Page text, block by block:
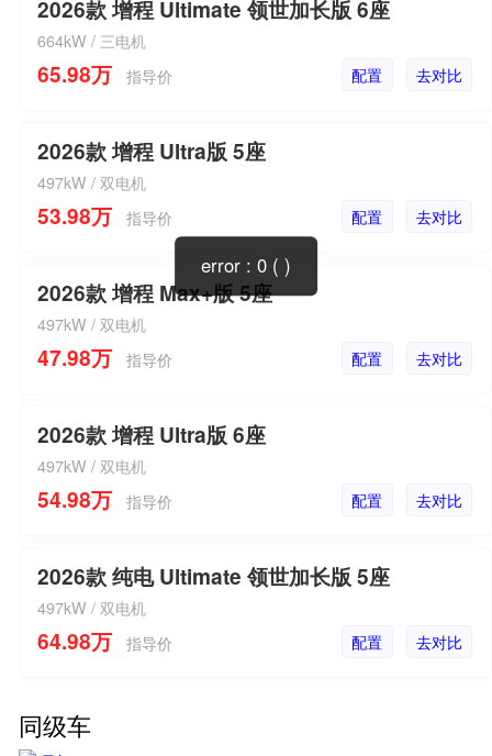
2026款 增程 Ultimate 领世加长版 6座
664kW / 三电机
65.98万 指导价 去对比
配置
2026款 增程 Ultra版 5座
497kW / 双电机
53.98万 指导价 去对比
配置
2026款 增程 Max+版 5座
497kW / 双电机
47.98万 指导价 去对比
配置
2026款 增程 Ultra版 6座
497kW / 双电机
54.98万 指导价 去对比
配置
2026款 纯电 Ultimate 领世加长版 5座
497kW / 双电机
64.98万 指导价 去对比
配置
同级车